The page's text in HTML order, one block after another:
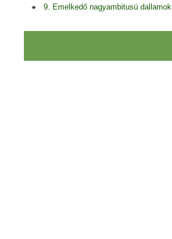
9. Emelkedő nagyambitusú dallamok